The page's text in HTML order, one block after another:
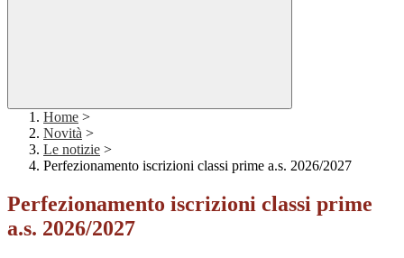
Home >
Novità >
Le notizie >
Perfezionamento iscrizioni classi prime a.s. 2026/2027
Perfezionamento iscrizioni classi prime
a.s. 2026/2027